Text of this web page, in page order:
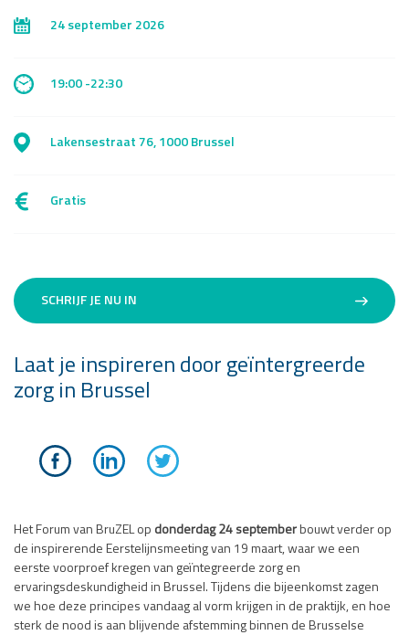
24 september 2026
19:00 -22:30
Lakensestraat 76, 1000 Brussel
Gratis
SCHRIJF JE NU IN
Laat je inspireren door geïntergreerde
zorg in Brussel
Het Forum van BruZEL op donderdag 24 september bouwt verder op
de inspirerende Eerstelijnsmeeting van 19 maart, waar we een
eerste voorproef kregen van geïntegreerde zorg en
ervaringsdeskundigheid in Brussel. Tijdens die bijeenkomst zagen
we hoe deze principes vandaag al vorm krijgen in de praktijk, en hoe
sterk de nood is aan blijvende afstemming binnen de Brusselse